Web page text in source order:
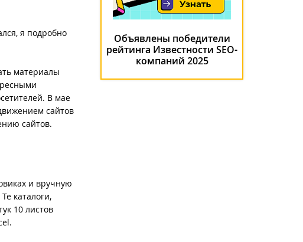
я подробно
материалы
В мае
сайтов
сайтов.
и вручную
каталоги,
10 листов
Объявлены победители
рейтинга Известности SEO-
компаний 2025